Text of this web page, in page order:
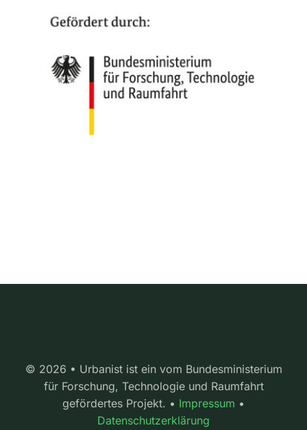
© 2026 • Urbanist ist ein vom Bundesministerium
für Forschung, Technologie und Raumfahrt
gefördertes Projekt. • Impressum •
Datenschutzerklärung